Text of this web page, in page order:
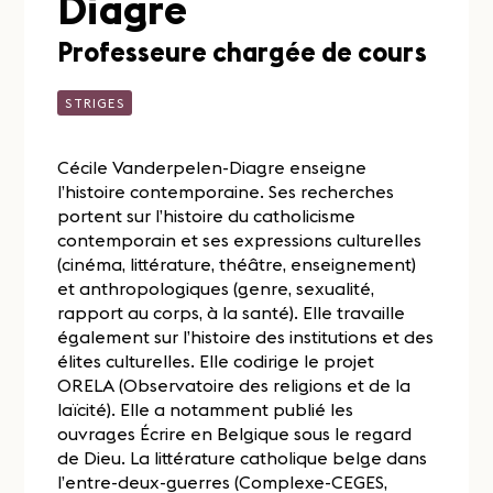
Professeure chargée de cours
STRIGES
Cécile Vanderpelen-Diagre enseigne
l’histoire contemporaine. Ses recherches
portent sur l’histoire du catholicisme
contemporain et ses expressions culturelles
(cinéma, littérature, théâtre, enseignement)
et anthropologiques (genre, sexualité,
rapport au corps, à la santé). Elle travaille
également sur l’histoire des institutions et des
élites culturelles. Elle codirige le projet
ORELA (Observatoire des religions et de la
laïcité). Elle a notamment publié les
ouvrages Écrire en Belgique sous le regard
de Dieu. La littérature catholique belge dans
l’entre-deux-guerres (Complexe-CEGES,